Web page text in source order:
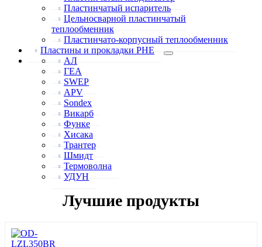
Пластинчатый испаритель
Цельносварной пластинчатый
теплообменник
Пластинчато-корпусный теплообменник
Пластины и прокладки PHE
АЛ
ГЕА
SWEP
APV
Sondex
Викарб
Функе
Хисака
Трантер
Шмидт
Термоволна
УДУН
Лучшие продукты